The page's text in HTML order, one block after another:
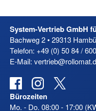
System-Vertrieb GmbH
Bachweg 2 • 29313
Telefon: +49 (0) 50 84 /
E-Mail:
FacebookInstagram
Bürozeiten
Mo. - Do. 08:00 - 17:00